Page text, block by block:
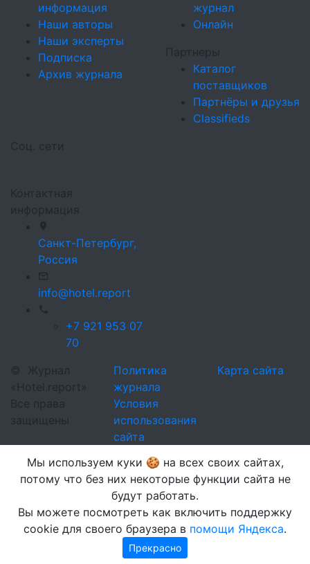
информация
Наши авторы
Наши эксперты
Подписка
Архив журнала
журнал
Онлайн
Партнеры
Каталог
поставщиков
Партнёры и друзья
Classifieds
Соц. сети
Контактная
информация
Санкт-Петербург,
Россия
info@hotel.report
+7 921 953 07
70
©
Журнал
«Hotel.report»
Все права
защищены
Политика
журнала
Условия
использования
сайта
Карта сайта
Мы используем куки 🍪 на всех своих сайтах,
потому что без них некоторые функции сайта не
будут работать.
Вы можете посмотреть как включить поддержку
cookie для своего браузера в помощи Яндекса.
Прекрасно